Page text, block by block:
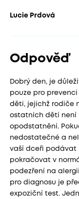
Lucie Prdová
Odpověď
Dobrý den, je
pouze pro prevenci
děti, jejichž rodiče
ostatních dětí není
opodstatnění.
nedostatečné a
vaší dceři podávat
pokračovat v
podezření na
pro diagnosu je
expoziční test.